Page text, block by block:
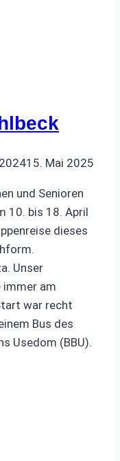
15. Mai 2025
und Senioren
10. bis 18. April
dieses
Unser
immer am
war recht
Bus des
Usedom (BBU).